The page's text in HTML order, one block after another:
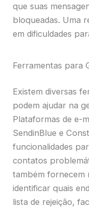
que suas
bloqueadas. Uma
em dificuldades
Ferramentas para
Existem diversas
podem ajudar na
Plataformas de e-
SendinBlue e
funcionalidades
contatos
também fornecem
identificar quais
lista de rejeição,